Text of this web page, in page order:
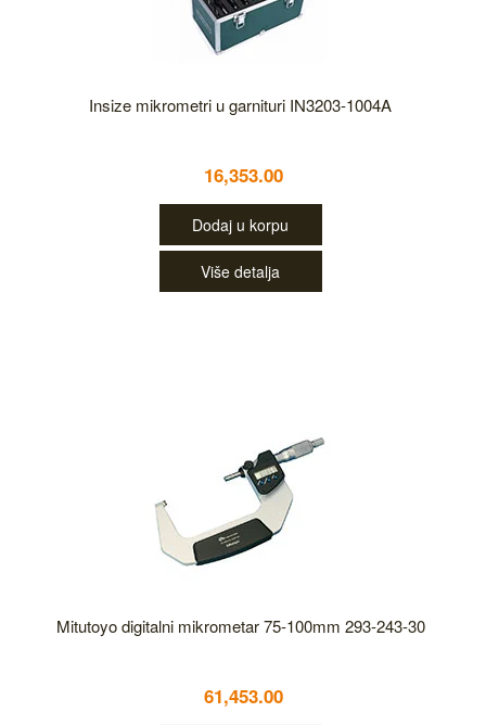
Insize mikrometri u garnituri IN3203-1004A
16,353.00
Dodaj u korpu
Više detalja
Mitutoyo digitalni mikrometar 75-100mm 293-243-30
61,453.00